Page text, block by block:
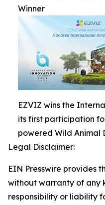
Winner
EZVIZ wins the
its first participation
powered Wild Animal
Legal Disclaimer:
EIN Presswire provides
without warranty of any
responsibility or liability